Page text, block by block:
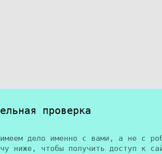
проверка
дело именно с вами, а не с
ниже, чтобы получить доступ к